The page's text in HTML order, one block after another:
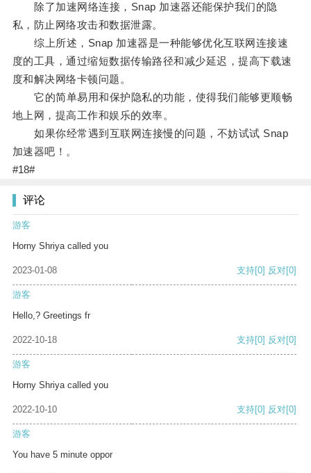
除了加速网络连接，Snap 加速器还能保护我们的隐
私，防止网络攻击和数据泄露。
综上所述，Snap 加速器是一种能够优化互联网连接速
度的工具，通过缩短数据传输路径和减少延迟，提高下载速
度和解决网络卡顿问题。
它的简单易用和保护隐私的功能，使得我们能够更顺畅
地上网，提高工作和娱乐的效率。
如果你经常遇到互联网连接慢的问题，不妨试试 Snap
加速器吧！。
#18#
评论
游客
Horny Shriya called you
2023-01-08 支持[0] 反对[0]
游客
Hello,? Greetings fr
2022-10-18 支持[0] 反对[0]
游客
Horny Shriya called you
2022-10-10 支持[0] 反对[0]
游客
You have 5 minute oppor